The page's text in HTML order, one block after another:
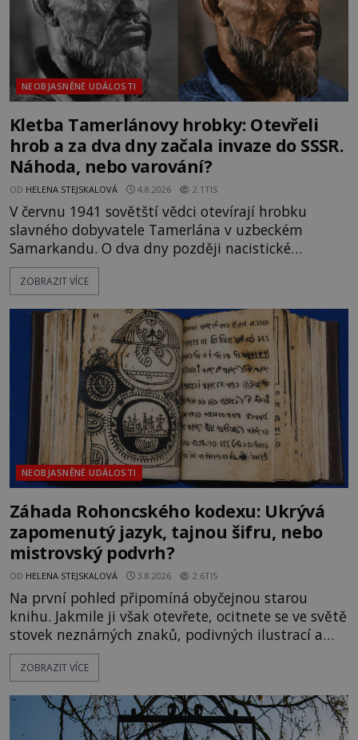
NEOBJASNĚNÉ UDÁLOSTI
Kletba Tamerlánovy hrobky: Otevřeli
hrob a za dva dny začala invaze do SSSR.
Náhoda, nebo varování?
OD HELENA STEJSKALOVÁ 4.8.2026 2.1TIS
V červnu 1941 sovětští vědci otevírají hrobku
slavného dobyvatele Tamerlána v uzbeckém
Samarkandu. O dva dny později nacistické
Německo zahajuje operaci Barbarossa a napadá
Sovětský svaz. Shoda dat je natolik zarážející, že se
na legendě něco pravdy, nebo jde jen o fascinující
souhru okolností? Když antropolog Michail
Gerasimov (1907-1970) a
ZOBRAZIT VÍCE
NEOBJASNĚNÉ UDÁLOSTI
Záhada Rohoncského kodexu: Ukrývá
zapomenutý jazyk, tajnou šifru, nebo
mistrovský podvrh?
OD HELENA STEJSKALOVÁ 3.8.2026 2.6TIS
Na první pohled připomíná obyčejnou starou
knihu. Jakmile ji však otevřete, ocitnete se ve světě
stovek neznámých znaků, podivných ilustrací a
textu, který už téměř dvě století vzdoruje všem
pokusům o rozluštění. Rohoncský kodex patří mezi
jistotou neví, kdo jej napsal, kdy vznikl ani co
vlastně vypráví. Rohoncský kodex se poprvé
ZOBRAZIT VÍCE